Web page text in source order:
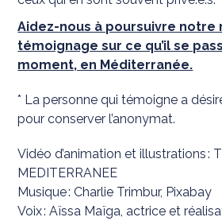
Aidez-nous à poursuivre notre
témoignage sur ce qu’il se
moment, en Méditerranée.
* La personne qui témoigne a
pour conserver l’anonymat.
Vidéo d’animation et illustrations :
MEDITERRANEE
Musique : Charlie Trimbur, Pixabay
Voix : Aïssa Maïga, actrice et